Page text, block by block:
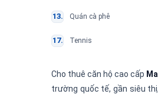
Quán cà phê
Tennis
Cho thuê căn hộ cao cấp
trường quốc tế, gần siêu